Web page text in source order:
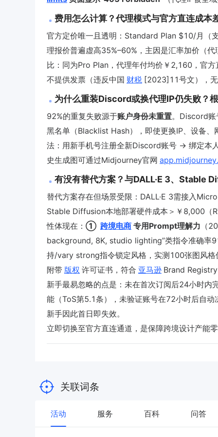
费用怎么计算？代理模式与官方直连成本
官方定价唯一且透明：Standard Plan $10/月（
理报价普遍虚高35%–60%，主因是汇率加价（
比：同为Pro Plan，代理年付均价￥2,160，官
不提供发票（违反中国 财税 [2023]11号文），
为什么重装Discord或换代理IP仍失败？
92%的重复失败源于账户身份未重置。Discord账
黑名单（Blacklist Hash），即使更换IP、设备
法：用新手机号注册全新Discord账号 → 绑定本
史生成图可通过Midjourney官网
有没有替代方案？与DALL·E 3、Stable
替代方案存在但场景受限：DALL·E 3需接入
Stable Diffusion本地部署硬件成本＞￥8,000（
性体现在： ① 跨境电商 专用Prompt理解力 （
background, 8K, studio lighting”类指令准确率
持/vary strong指令锁定风格，实测100张图风格
附带 版权 许可证书，符合 亚马逊 Brand
新手最易忽略的点是：未在首次订阅后24小时
能（ToS第5.1条），未验证账号在72小时后自
新手因此首日即失效。
立即切换至官方直连通道，是保障跨境设计产能
关联词条
活动 服务 百科 问答